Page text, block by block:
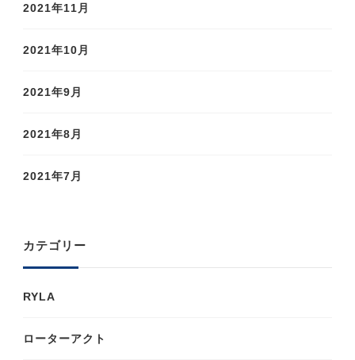
2021年11月
2021年10月
2021年9月
2021年8月
2021年7月
カテゴリー
RYLA
ローターアクト